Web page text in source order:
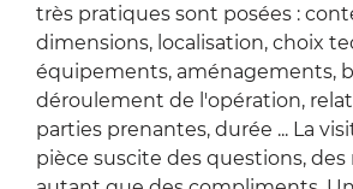
très pratiques sont posées :
dimensions, localisation, choix
équipements, aménagements,
déroulement de l'opération,
parties prenantes, durée ... La
pièce suscite des questions,